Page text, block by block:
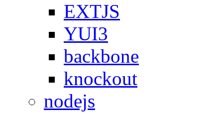
EXTJS
YUI3
backbone
knockout
nodejs